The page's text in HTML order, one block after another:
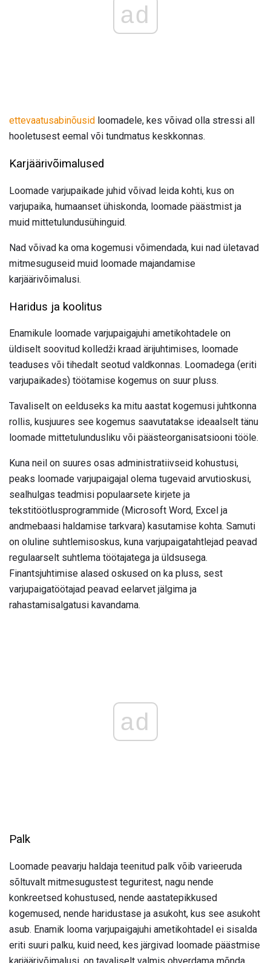
ad
ettevaatusabinõusid loomadele, kes võivad olla stressi all
hooletusest eemal või tundmatus keskkonnas.
Karjäärivõimalused
Loomade varjupaikade juhid võivad leida kohti, kus on
varjupaika, humaanset ühiskonda, loomade päästmist ja
muid mittetulundusühinguid.
Nad võivad ka oma kogemusi võimendada, kui nad ületavad
mitmesuguseid muid loomade majandamise
karjäärivõimalusi.
Haridus ja koolitus
Enamikule loomade varjupaigajuhi ametikohtadele on
üldiselt soovitud kolledži kraad ärijuhtimises, loomade
teaduses või tihedalt seotud valdkonnas. Loomadega (eriti
varjupaikades) töötamise kogemus on suur pluss.
Tavaliselt on eelduseks ka mitu aastat kogemusi juhtkonna
rollis, kusjuures see kogemus saavutatakse ideaalselt tänu
loomade mittetulundusliku või päästeorganisatsiooni tööle.
Kuna neil on suures osas administratiivseid kohustusi,
peaks loomade varjupaigajal olema tugevaid arvutioskusi,
sealhulgas teadmisi populaarsete kirjete ja
tekstitöötlusprogrammide (Microsoft Word, Excel ja
andmebaasi haldamise tarkvara) kasutamise kohta. Samuti
on oluline suhtlemisoskus, kuna varjupaigatahtlejad peavad
regulaarselt suhtlema töötajatega ja üldsusega.
Finantsjuhtimise alased oskused on ka pluss, sest
varjupaigatöötajad peavad eelarvet jälgima ja
rahastamisalgatusi kavandama.
ad
Palk
Loomade peavarju haldaja teenitud palk võib varieeruda
sõltuvalt mitmesugustest teguritest, nagu nende
konkreetsed kohustused, nende aastatepikkused
kogemused, nende haridustase ja asukoht, kus see asukoht
asub. Enamik looma varjupaigajuhi ametikohtadel ei sisalda
eriti suuri palku, kuid need, kes järgivad loomade päästmise
karjäärivõimalusi, on tavaliselt valmis ohverdama mõnda